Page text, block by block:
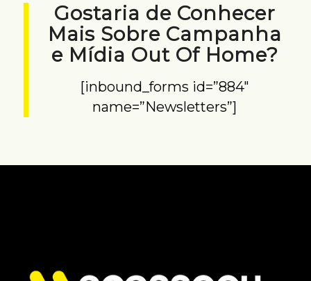
Gostaria de Conhecer
Mais Sobre Campanha
e Mídia Out Of Home?
[inbound_forms id=”884″
name=”Newsletters”]